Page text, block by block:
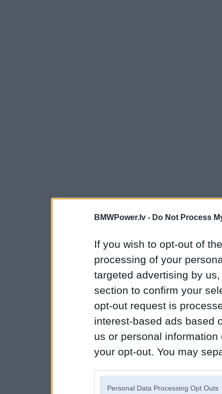
BMWPower.lv - Do Not Process
If you wish to opt-out of
processing of your
targeted advertising by
section to confirm your
opt-out request is
interest-based ads based
us or personal
your opt-out. You may
Personal Data Processing Opt Outs